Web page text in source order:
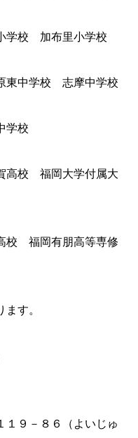
学校 加布里小学校
中学校 志摩中学校
学校
校 福岡大学付属大
校 福岡有朋高等専修
す。
９－８６（よいじゅ